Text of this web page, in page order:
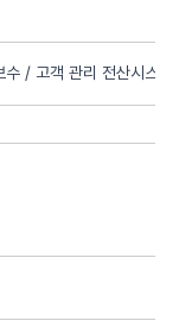
/ 고객 관리 전산시스